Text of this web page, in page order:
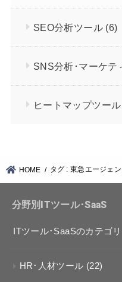
SEO分析ツール (6)
SNS分析･マーケテ
ヒートマップツール
HOME タグ : 東急エージェ
分野別ITツール･SaaS
ITツール･SaaSのカテゴ
HR･人材ツール (22)